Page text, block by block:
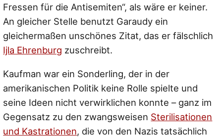
Fressen für die Antisemiten“, als wäre er keiner.
An gleicher Stelle benutzt Garaudy ein
gleichermaßen unschönes Zitat, das er fälschlich
Ijla Ehrenburg zuschreibt.
Kaufman war ein Sonderling, der in der
amerikanischen Politik keine Rolle spielte und
seine Ideen nicht verwirklichen konnte – ganz im
Gegensatz zu den zwangsweisen Sterilisationen
und Kastrationen, die von den Nazis tatsächlich